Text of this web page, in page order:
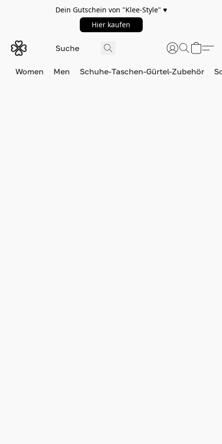
Dein Gutschein von "Klee-Style" ♥️
Hier kaufen
Women Men Schuhe-Taschen-Gürtel-Zubehör